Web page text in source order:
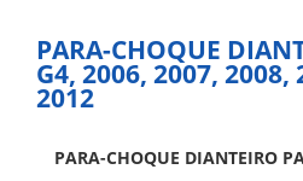
PARA-CHOQUE
G4, 2006, 2007, 2008,
2012
PARA-CHOQUE DIANTEIRO